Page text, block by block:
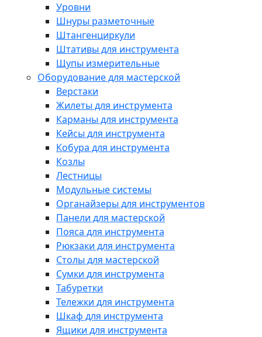
Уровни
Шнуры разметочные
Штангенциркули
Штативы для инструмента
Щупы измерительные
Оборудование для мастерской
Верстаки
Жилеты для инструмента
Карманы для инструмента
Кейсы для инструмента
Кобура для инструмента
Козлы
Лестницы
Модульные системы
Органайзеры для инструментов
Панели для мастерской
Пояса для инструмента
Рюкзаки для инструмента
Столы для мастерской
Сумки для инструмента
Табуретки
Тележки для инструмента
Шкаф для инструмента
Ящики для инструмента